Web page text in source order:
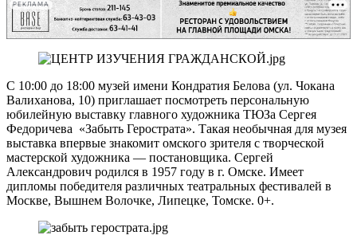
РЕКЛАМА
С 10:00 до 18:00 музей имени Кондратия Белова (ул. Чокана
Валиханова, 10) приглашает посмотреть персональную
юбилейную выставку главного художника ТЮЗа Сергея
Федоричева «Забыть Герострата». Такая необычная для музея
выставка впервые знакомит омского зрителя с творческой
мастерской художника — постановщика. Сергей
Александрович родился в 1957 году в г. Омске. Имеет
дипломы победителя различных театральных фестивалей в
Москве, Вышнем Волочке, Липецке, Томске. 0+.